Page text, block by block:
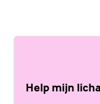
Help mijn